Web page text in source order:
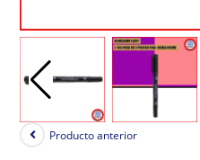
Producto anterior